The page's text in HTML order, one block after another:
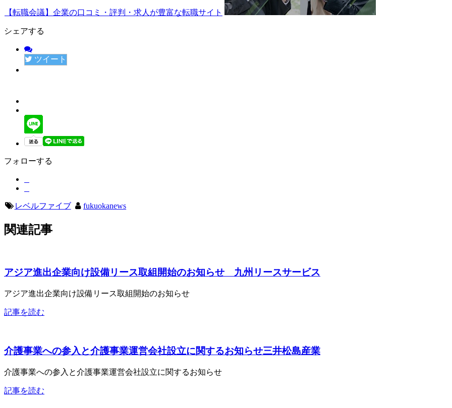
【転職会議】企業の口コミ・評判・求人が豊富な転職サイト
シェアする
ツイート
フォローする
レベルファイブ fukuokanews
関連記事
アジア進出企業向け設備リース取組開始のお知らせ 九州リースサービス
アジア進出企業向け設備リース取組開始のお知らせ
記事を読む
介護事業への参入と介護事業運営会社設立に関するお知らせ三井松島産業
介護事業への参入と介護事業運営会社設立に関するお知らせ
記事を読む